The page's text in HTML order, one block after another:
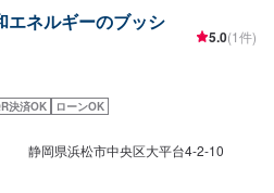
エネルギーのブッシ
5.0(1件)
決済OK ローンOK
静岡県浜松市中央区大平台4-2-10